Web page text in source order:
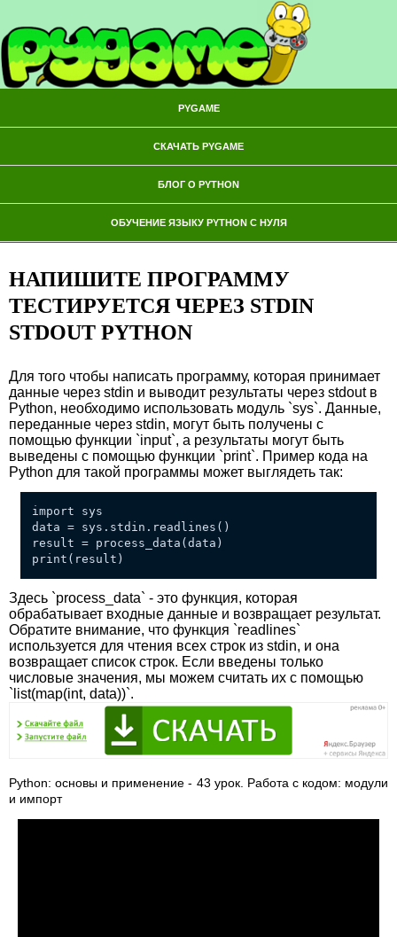
PYGAME
СКАЧАТЬ PYGAME
БЛОГ О PYTHON
ОБУЧЕНИЕ ЯЗЫКУ PYTHON С НУЛЯ
НАПИШИТЕ ПРОГРАММУ
ТЕСТИРУЕТСЯ ЧЕРЕЗ STDIN
STDOUT PYTHON
Для того чтобы написать программу, которая принимает
данные через stdin и выводит результаты через stdout в
Python, необходимо использовать модуль `sys`. Данные,
переданные через stdin, могут быть получены с
помощью функции `input`, а результаты могут быть
выведены с помощью функции `print`. Пример кода на
Python для такой программы может выглядеть так:
import sys
data = sys.stdin.readlines()
result = process_data(data)
print(result)
Здесь `process_data` - это функция, которая
обрабатывает входные данные и возвращает результат.
Обратите внимание, что функция `readlines`
используется для чтения всех строк из stdin, и она
возвращает список строк. Если введены только
числовые значения, мы можем считать их с помощью
`list(map(int, data))`.
Python: основы и применение - 43 урок. Работа с кодом: модули
и импорт